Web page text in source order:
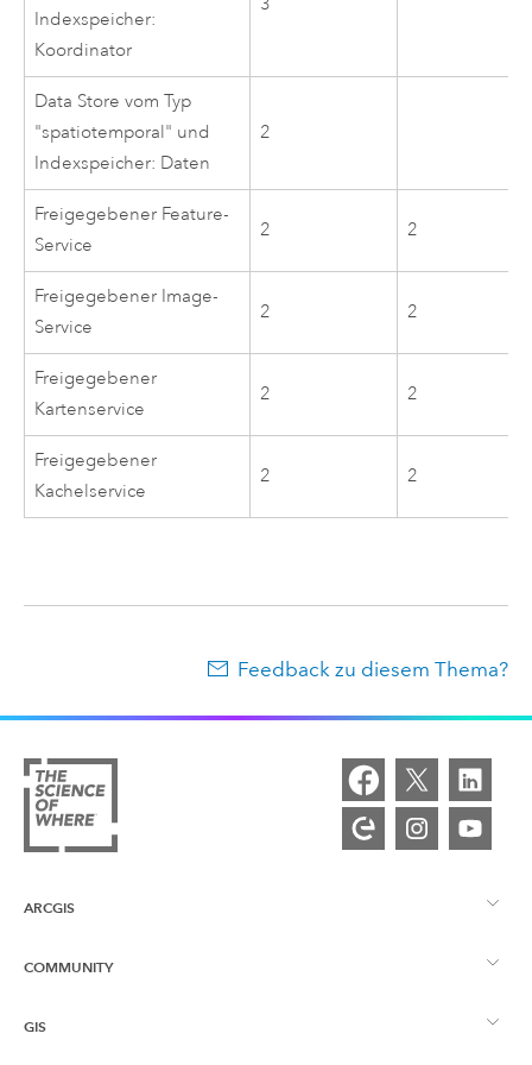
Indexspeicher:
Koordinator
Data Store vom Typ
"spatiotemporal" und
Indexspeicher: Daten
2
Freigegebener Feature-
Service
2 2
Freigegebener Image-
Service
2 2
Freigegebener
Kartenservice
2 2
Freigegebener
Kachelservice
2 2
Feedback zu diesem Thema?
ARCGIS
ArcGIS – Überblick
COMMUNITY
Esri Community
GIS